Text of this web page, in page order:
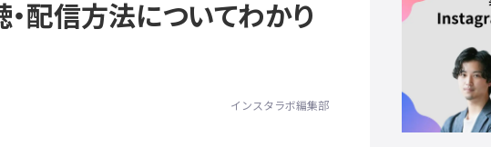
配信方法についてわかり
インスタラボ編集部